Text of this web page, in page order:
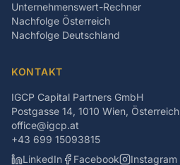
Unternehmenswert-Rechner
Nachfolge Österreich
Nachfolge Deutschland
KONTAKT
IGCP Capital Partners GmbH
Postgasse 14, 1010 Wien, Österreich
office@igcp.at
+43 699 15093815
LinkedIn
Facebook Instagram